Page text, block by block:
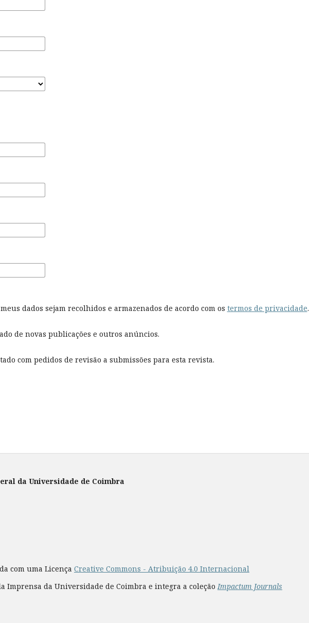
dados sejam recolhidos e armazenados de acordo com os termos de privacidade.
de novas publicações e outros anúncios.
com pedidos de revisão a submissões para esta revista.
da Universidade de Coimbra
com uma Licença Creative Commons - Atribuição 4.0 Internacional
Imprensa da Universidade de Coimbra e integra a coleçãoImpactum Journals